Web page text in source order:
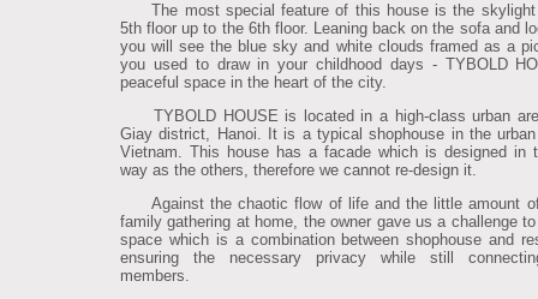
The most special feature of this house is the skylight
5th floor up to the 6th floor. Leaning back on the sofa and
you will see the blue sky and white clouds framed as a
you used to draw in your childhood days - TYBOLD
peaceful space in the heart of the city.
TYBOLD HOUSE is located in a high-class urban
Giay district, Hanoi. It is a typical shophouse in the
Vietnam. This house has a facade which is designed in
way as the others, therefore we cannot re-design it.
Against the chaotic flow of life and the little amount
family gathering at home, the owner gave us a challenge
space which is a combination between shophouse and
ensuring the necessary privacy while still
members.